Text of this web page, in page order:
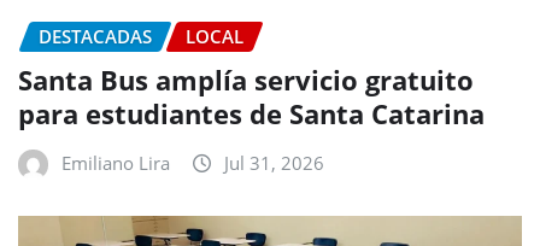
DESTACADAS LOCAL
Santa Bus amplía servicio gratuito
para estudiantes de Santa Catarina
Emiliano Lira Jul 31, 2026